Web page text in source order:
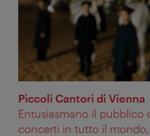
Piccoli Cantori di Vienna
Entusiasmano il pubblico
concerti in tutto il mondo,